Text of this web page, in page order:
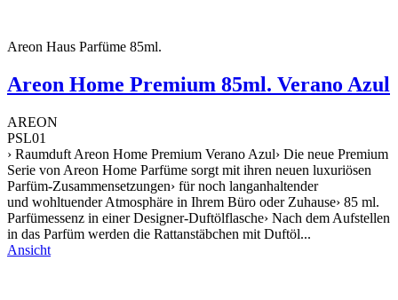
Areon Haus Parfüme 85ml.
Areon Home Premium 85ml. Verano Azul
AREON
PSL01
› Raumduft Areon Home Premium Verano Azul› Die neue Premium
Serie von Areon Home Parfüme sorgt mit ihren neuen luxuriösen
Parfüm-Zusammensetzungen› für noch langanhaltender
und wohltuender Atmosphäre in Ihrem Büro oder Zuhause› 85 ml.
Parfümessenz in einer Designer-Duftölflasche› Nach dem Aufstellen
in das Parfüm werden die Rattanstäbchen mit Duftöl...
Ansicht